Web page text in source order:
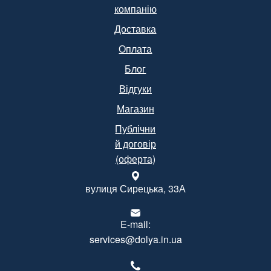
компанію
Доставка
Оплата
Блог
Відгуки
Магазин
Публічни
й договір
(оферта)
вулиця Сирецька, 33А
E-mail:
services@dolya.in.ua